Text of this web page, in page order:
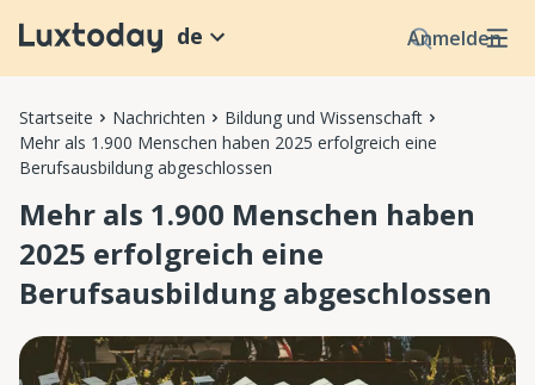
Anmelden
de
Startseite Nachrichten
Bildung und Wissenschaft
Mehr als 1.900 Menschen haben 2025 erfolgreich eine
Berufsausbildung abgeschlossen
Mehr als 1.900 Menschen haben
2025 erfolgreich eine
Berufsausbildung abgeschlossen